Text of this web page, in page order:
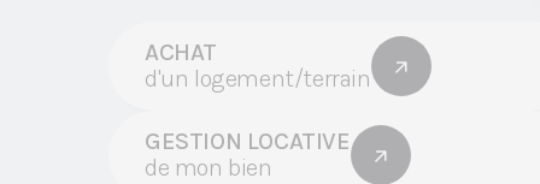
ACHAT
d'un logement/terrain
GESTION LOCATIVE
de mon bien